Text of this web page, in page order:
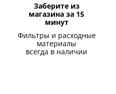
Заберите из
магазина за 15
минут
Фильтры и расходные
материалы
всегда в наличии